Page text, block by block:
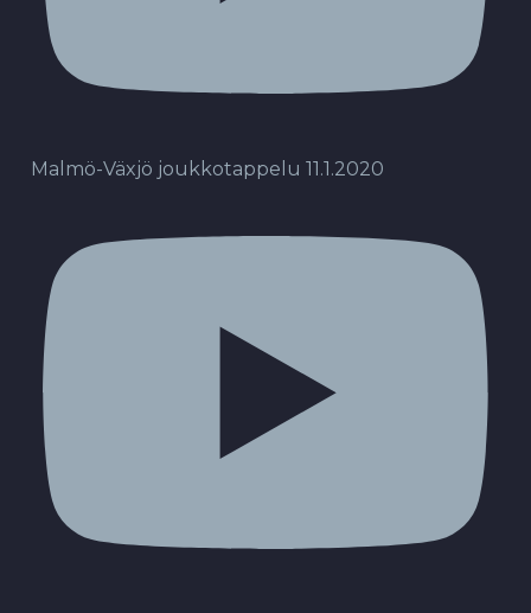
Malmö-Växjö joukkotappelu 11.1.2020